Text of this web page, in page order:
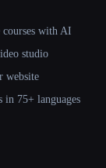
with AI
studio
website
in 75+ languages